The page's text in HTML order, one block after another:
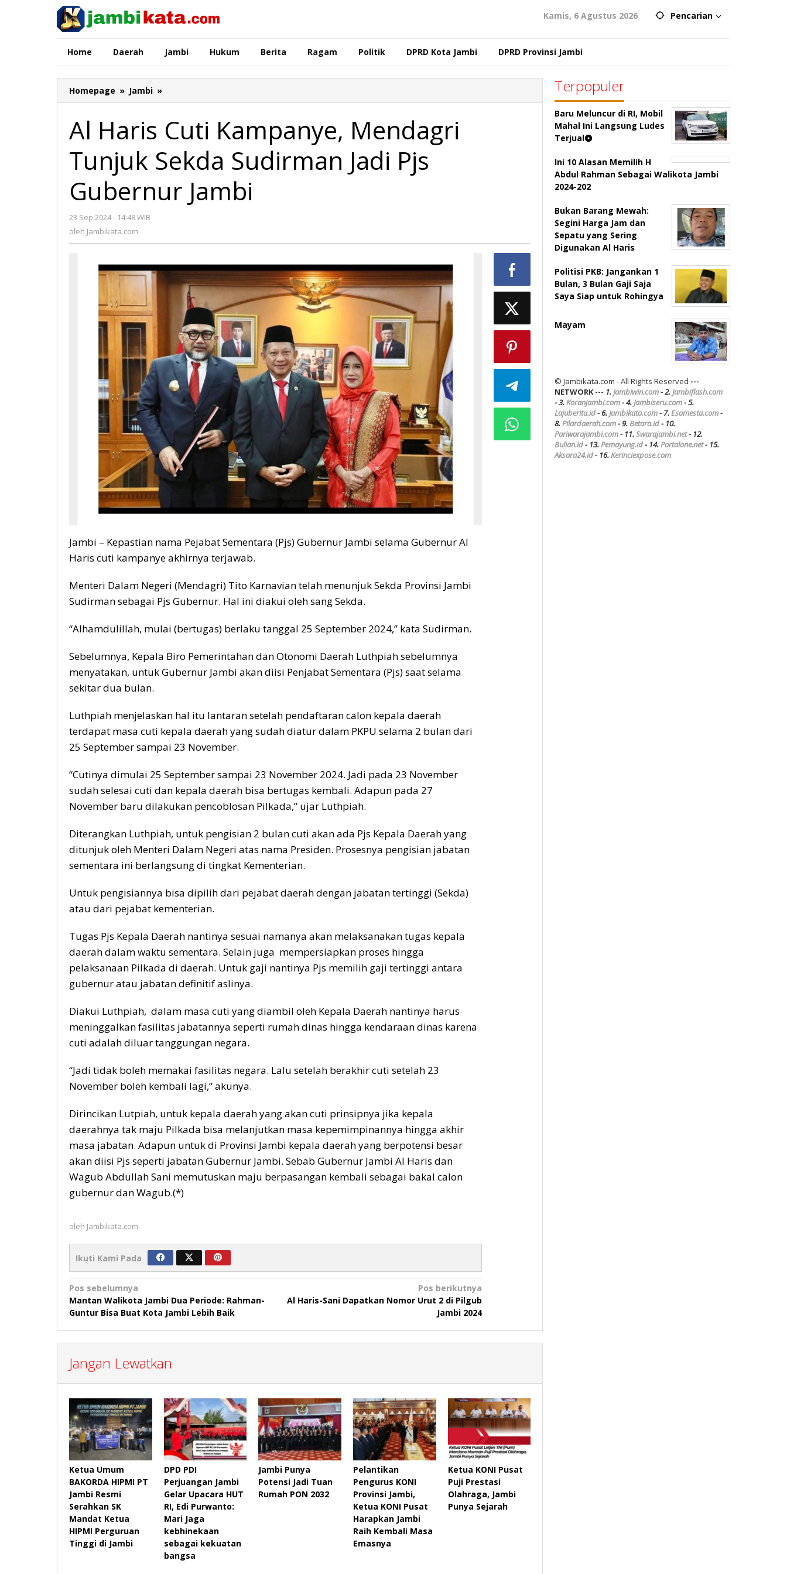
Kamis, 6 Agustus 2026 Pencarian
Home Daerah Jambi Hukum Berita Ragam Politik DPRD Kota Jambi DPRD Provinsi Jambi
Homepage » Jambi »
Haris
Kampanye,
Mendagri
Tunjuk
Sekda
Jadi
Pjs
Al Haris Cuti Kampanye, Mendagri
Tunjuk Sekda Sudirman Jadi Pjs
Gubernur Jambi
23 Sep 2024 - 14:48 WIB
oleh Jambikata.com
Jambi – Kepastian nama Pejabat Sementara (Pjs) Gubernur Jambi selama Gubernur Al
Haris cuti kampanye akhirnya terjawab.
Menteri Dalam Negeri (Mendagri) Tito Karnavian telah menunjuk Sekda Provinsi Jambi
Sudirman sebagai Pjs Gubernur. Hal ini diakui oleh sang Sekda.
“Alhamdulillah, mulai (bertugas) berlaku tanggal 25 September 2024,” kata Sudirman.
Sebelumnya, Kepala Biro Pemerintahan dan Otonomi Daerah Luthpiah sebelumnya
menyatakan, untuk Gubernur Jambi akan diisi Penjabat Sementara (Pjs) saat selama
sekitar dua bulan.
Luthpiah menjelaskan hal itu lantaran setelah pendaftaran calon kepala daerah
terdapat masa cuti kepala daerah yang sudah diatur dalam PKPU selama 2 bulan dari
25 September sampai 23 November.
“Cutinya dimulai 25 September sampai 23 November 2024. Jadi pada 23 November
sudah selesai cuti dan kepala daerah bisa bertugas kembali. Adapun pada 27
November baru dilakukan pencoblosan Pilkada,” ujar Luthpiah.
Diterangkan Luthpiah, untuk pengisian 2 bulan cuti akan ada Pjs Kepala Daerah yang
ditunjuk oleh Menteri Dalam Negeri atas nama Presiden. Prosesnya pengisian jabatan
sementara ini berlangsung di tingkat Kementerian.
Untuk pengisiannya bisa dipilih dari pejabat daerah dengan jabatan tertinggi (Sekda)
atau dari pejabat kementerian.
Tugas Pjs Kepala Daerah nantinya sesuai namanya akan melaksanakan tugas kepala
daerah dalam waktu sementara. Selain juga mempersiapkan proses hingga
pelaksanaan Pilkada di daerah. Untuk gaji nantinya Pjs memilih gaji tertinggi antara
gubernur atau jabatan definitif aslinya.
Diakui Luthpiah, dalam masa cuti yang diambil oleh Kepala Daerah nantinya harus
meninggalkan fasilitas jabatannya seperti rumah dinas hingga kendaraan dinas karena
cuti adalah diluar tanggungan negara.
“Jadi tidak boleh memakai fasilitas negara. Lalu setelah berakhir cuti setelah 23
November boleh kembali lagi,” akunya.
Dirincikan Lutpiah, untuk kepala daerah yang akan cuti prinsipnya jika kepala
daerahnya tak maju Pilkada bisa melanjutkan masa kepemimpinannya hingga akhir
masa jabatan. Adapun untuk di Provinsi Jambi kepala daerah yang berpotensi besar
akan diisi Pjs seperti jabatan Gubernur Jambi. Sebab Gubernur Jambi Al Haris dan
Wagub Abdullah Sani memutuskan maju berpasangan kembali sebagai bakal calon
gubernur dan Wagub.(*)
oleh Jambikata.com
Ikuti Kami Pada
Navigasi
pos
Pos sebelumnya
Mantan Walikota Jambi Dua Periode: Rahman-
Guntur Bisa Buat Kota Jambi Lebih Baik
Pos berikutnya
Al Haris-Sani Dapatkan Nomor Urut 2 di Pilgub
Jambi 2024
Jangan Lewatkan
Ketua Umum
BAKORDA HIPMI PT
Jambi Resmi
Serahkan SK
Mandat Ketua
HIPMI Perguruan
Tinggi di Jambi
DPD PDI
Perjuangan Jambi
Gelar Upacara HUT
RI, Edi Purwanto:
Mari Jaga
kebhinekaan
sebagai kekuatan
bangsa
Jambi Punya
Potensi Jadi Tuan
Rumah PON 2032
Pelantikan
Pengurus KONI
Provinsi Jambi,
Ketua KONI Pusat
Harapkan Jambi
Raih Kembali Masa
Emasnya
Ketua KONI Pusat
Puji Prestasi
Olahraga, Jambi
Punya Sejarah
Terpopuler
Baru Meluncur di RI, Mobil
Mahal Ini Langsung Ludes
Terjual
Ini 10 Alasan Memilih H
Abdul Rahman Sebagai Walikota Jambi
2024-202
Bukan Barang Mewah:
Segini Harga Jam dan
Sepatu yang Sering
Digunakan Al Haris
Politisi PKB: Jangankan 1
Bulan, 3 Bulan Gaji Saja
Saya Siap untuk Rohingya
Mayam
© Jambikata.com - All Rights Reserved ---
NETWORK --- 1.Jambiwin.com- 2.Jambiflash.com
- 3.Koranjambi.com- 4.Jambiseru.com- 5.
Lajuberita.id- 6.Jambikata.com- 7.Esamesta.com-
8.Pilardaerah.com- 9.Betara.id- 10.
Pariwarajambi.com- 11.Swarajambi.net- 12.
Bulian.id- 13.Pemayung.id- 14.Portalone.net- 15.
Aksara24.id- 16.Kerinciexpose.com